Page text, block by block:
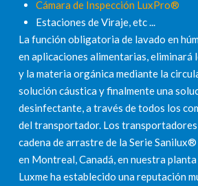
Cámara de Inspección LuxPro®
Estaciones de Viraje, etc ...
La función obligatoria de lavado en
en aplicaciones alimentarias, eliminará
y la materia orgánica mediante la
solución cáustica y finalmente una
desinfectante, a través de todos los
del transportador. Los transportadores tubulares de
cadena de arrastre de la Serie
en Montreal, Canadá, en nuestra
Luxme ha establecido una reputación